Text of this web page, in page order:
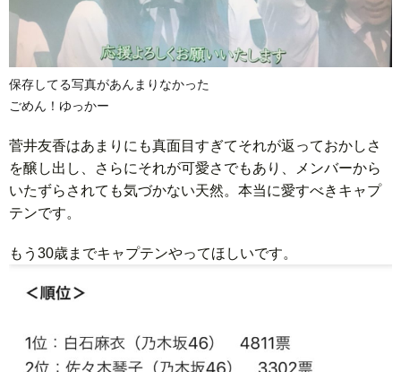
保存してる写真があんまりなかった
ごめん！ゆっかー
菅井友香はあまりにも真面目すぎてそれが返っておかしさ
を醸し出し、さらにそれが可愛さでもあり、メンバーから
いたずらされても気づかない天然。本当に愛すべきキャプ
テンです。
もう30歳までキャプテンやってほしいです。